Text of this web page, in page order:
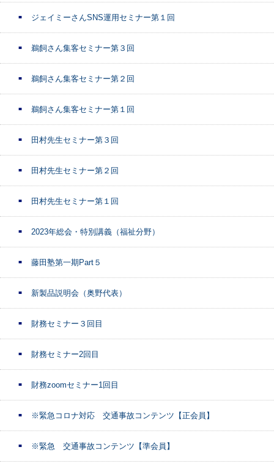
ジェイミーさんSNS運用セミナー第１回
鵜飼さん集客セミナー第３回
鵜飼さん集客セミナー第２回
鵜飼さん集客セミナー第１回
田村先生セミナー第３回
田村先生セミナー第２回
田村先生セミナー第１回
2023年総会・特別講義（福祉分野）
藤田塾第一期Part５
新製品説明会（奥野代表）
財務セミナー３回目
財務セミナー2回目
財務zoomセミナー1回目
※緊急コロナ対応 交通事故コンテンツ【正会員】
※緊急 交通事故コンテンツ【準会員】